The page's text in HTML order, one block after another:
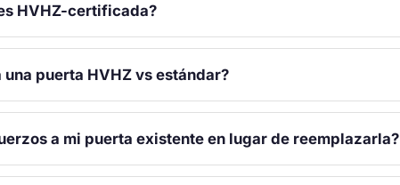
HVHZ-certificada?
una puerta HVHZ vs estándar?
a mi puerta existente en lugar de reemplazarla?